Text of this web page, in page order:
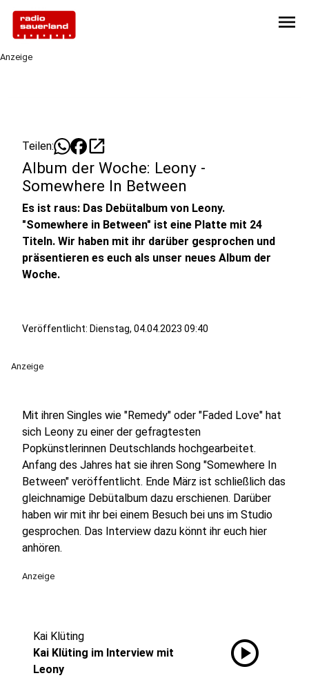
menu
Anzeige
Teilen: open_in_new
Album der Woche: Leony -
Somewhere In Between
Es ist raus: Das Debütalbum von Leony.
"Somewhere in Between" ist eine Platte mit 24
Titeln. Wir haben mit ihr darüber gesprochen und
präsentieren es euch als unser neues Album der
Woche.
Veröffentlicht: Dienstag, 04.04.2023 09:40
Anzeige
Mit ihren Singles wie "Remedy" oder "Faded Love" hat
sich Leony zu einer der gefragtesten
Popkünstlerinnen Deutschlands hochgearbeitet.
Anfang des Jahres hat sie ihren Song "Somewhere In
Between" veröffentlicht. Ende März ist schließlich das
gleichnamige Debütalbum dazu erschienen. Darüber
haben wir mit ihr bei einem Besuch bei uns im Studio
gesprochen. Das Interview dazu könnt ihr euch hier
anhören.
Anzeige
Kai Klüting
Kai Klüting im Interview mit
Leony
play_circle